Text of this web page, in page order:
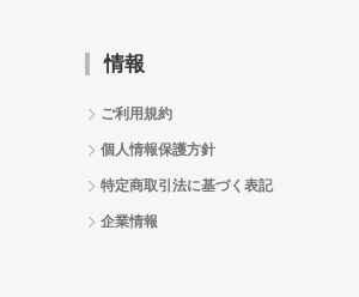
情報
ご利用規約
個人情報保護方針
特定商取引法に基づく表記
企業情報